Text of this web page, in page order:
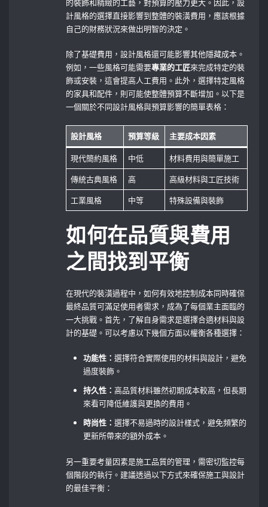
的裝飾和精緻的工藝，對預算的壓力更大。因此，設
計風格的選擇直接影響到整體的裝潢費用，應該根據
自己的財務狀況來做出明智的決定。
除了基礎費用，設計風格還可能影響其他隱藏成本。
例如，一些風格可能需要專業的工匠來完成特定的裝
飾或安裝，這會提高人工費用。此外，選擇特定風格
的家具和配件，則可能使整體預算不斷增加。以下是
一個關於不同設計風格與預算影響的簡單表格：
設計風格 預算等級 主要成本因素
現代簡約風格 中低
材料費用與簡單施工
傳統古典風格
高
高級材料與工匠技術
工業風格
中等 特殊設備與裝飾
如何在品質與費用
之間找到平衡
在現代的裝潢過程中，如何有效地控制成本同時確保
最終品質可滿足使用者需求，成為了每個業主面臨的
一大挑戰。首先，了解自身需求是選擇合適材料與設
計的基礎。可以考慮以下幾個方面以權衡各種選擇：
功能性：選擇符合實際使用的材料與設計，避免
過度裝飾。
持久性：高品質材料雖然初期成本較高，但長期
來看可降低維護與更換的費用。
時尚性：選擇不易過時的設計樣式，避免頻繁的
更新所帶來的額外成本。
另一重要考量因素是施工品質的管理，需密切監控每
個階段的執行。建議透過以下方式來確保施工與設計
的最佳平衡：